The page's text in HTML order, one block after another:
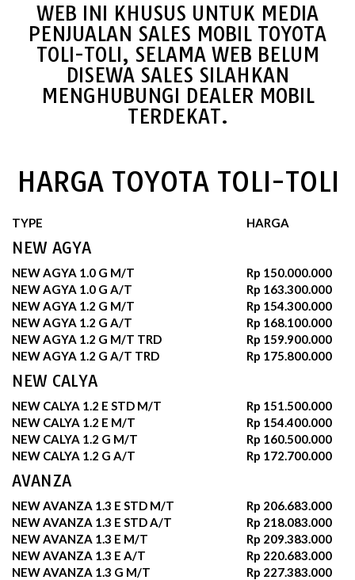
WEB INI KHUSUS UNTUK MEDIA
PENJUALAN SALES MOBIL TOYOTA
TOLI-TOLI, SELAMA WEB BELUM
DISEWA SALES SILAHKAN
MENGHUBUNGI DEALER MOBIL
TERDEKAT.
HARGA TOYOTA TOLI-TOLI
TYPE HARGA
NEW AGYA
NEW AGYA 1.0 G M/T
Rp 150.000.000
NEW AGYA 1.0 G A/T
Rp 163.300.000
NEW AGYA 1.2 G M/T
Rp 154.300.000
NEW AGYA 1.2 G A/T
Rp 168.100.000
NEW AGYA 1.2 G M/T TRD
Rp 159.900.000
NEW AGYA 1.2 G A/T TRD
Rp 175.800.000
NEW CALYA
NEW CALYA 1.2 E STD M/T
Rp 151.500.000
NEW CALYA 1.2 E M/T
Rp 154.400.000
NEW CALYA 1.2 G M/T
Rp 160.500.000
NEW CALYA 1.2 G A/T
Rp 172.700.000
AVANZA
NEW AVANZA 1.3 E STD M/T
Rp 206.683.000
NEW AVANZA 1.3 E STD A/T
Rp 218.083.000
NEW AVANZA 1.3 E M/T
Rp 209.383.000
NEW AVANZA 1.3 E A/T
Rp 220.683.000
NEW AVANZA 1.3 G M/T
Rp 227.383.000